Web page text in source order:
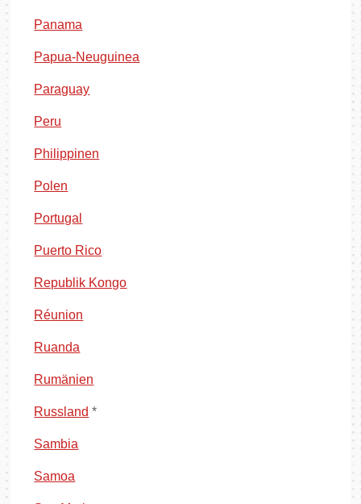
Panama
Papua-Neuguinea
Paraguay
Peru
Philippinen
Polen
Portugal
Puerto Rico
Republik Kongo
Réunion
Ruanda
Rumänien
Russland *
Sambia
Samoa